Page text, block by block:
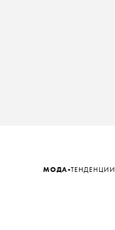
МОДА• ТЕНДЕНЦИИ